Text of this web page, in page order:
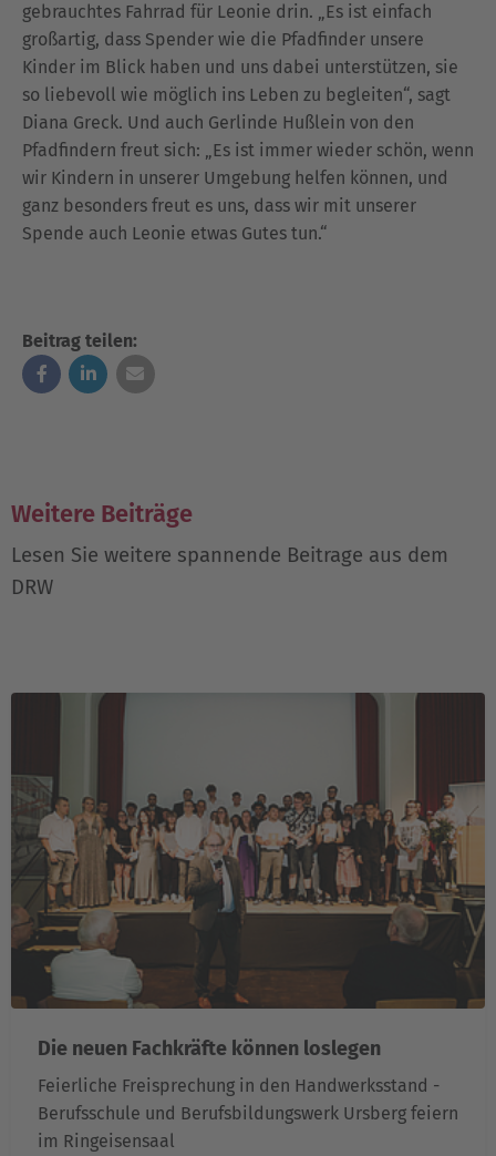
gebrauchtes Fahrrad für Leonie drin. „Es ist einfach
großartig, dass Spender wie die Pfadfinder unsere
Kinder im Blick haben und uns dabei unterstützen, sie
so liebevoll wie möglich ins Leben zu begleiten“, sagt
Diana Greck. Und auch Gerlinde Hußlein von den
Pfadfindern freut sich: „Es ist immer wieder schön, wenn
wir Kindern in unserer Umgebung helfen können, und
ganz besonders freut es uns, dass wir mit unserer
Spende auch Leonie etwas Gutes tun.“
Beitrag teilen:
Weitere Beiträge
Lesen Sie weitere spannende Beitrage aus dem
DRW
Die neuen Fachkräfte können loslegen
Feierliche Freisprechung in den Handwerksstand -
Berufsschule und Berufsbildungswerk Ursberg feiern
im Ringeisensaal